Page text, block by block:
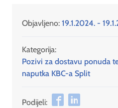
Objavljeno: 19.1.2024. -
Kategorija:
Pozivi za dostavu ponuda
naputka KBC-a Split
Podijeli: